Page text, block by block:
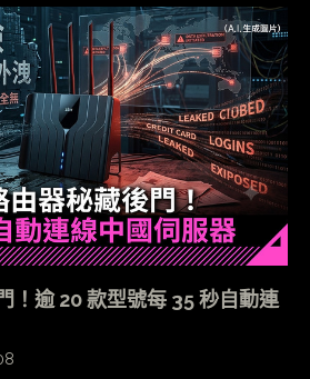
！逾 20 款型號每 35 秒自動連